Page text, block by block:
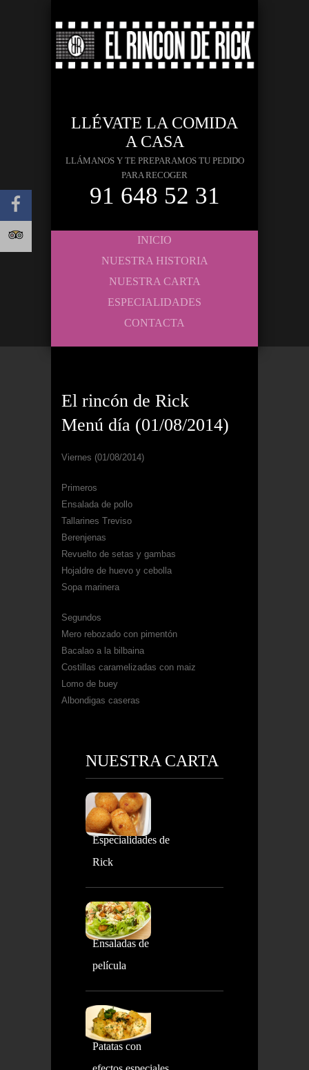
LLÉVATE LA COMIDA
A CASA
LLÁMANOS Y TE PREPARAMOS TU PEDIDO
PARA RECOGER
91 648 52 31
INICIO
NUESTRA HISTORIA
NUESTRA CARTA
ESPECIALIDADES
CONTACTA
El rincón de Rick
Menú día (01/08/2014)
Viernes (01/08/2014)
Primeros
Ensalada de pollo
Tallarines Treviso
Berenjenas
Revuelto de setas y gambas
Hojaldre de huevo y cebolla
Sopa marinera
Segundos
Mero rebozado con pimentón
Bacalao a la bilbaina
Costillas caramelizadas con maiz
Lomo de buey
Albondigas caseras
NUESTRA CARTA
Especialidades de
Rick
Ensaladas de
película
Patatas con